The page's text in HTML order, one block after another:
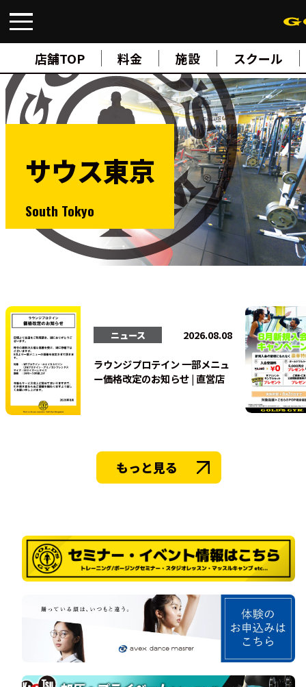
店舗TOP 料金 施設 スクール
FIND A GYM 店舗検索
ABOUTゴールドジムについて
SUPPORT トレーニングサポート
STUDIO スタジオ
JOIN
NEWSニュース
SHOPオンラインストア
法人会員
サウス東京
South Tokyo
ニュース 2026.08.08
ラウンジプロテイン 一部メニュ
ー価格改定のお知らせ | 直営店
もっと見る